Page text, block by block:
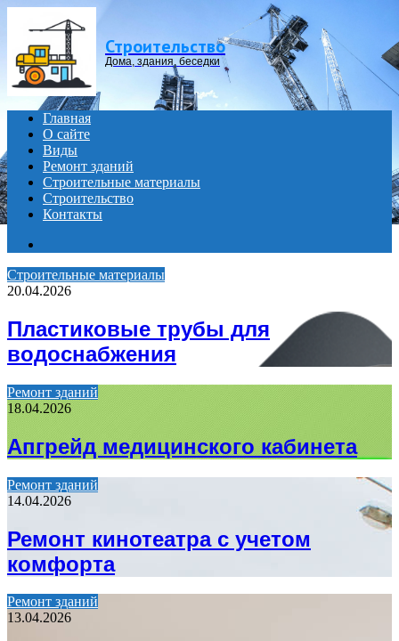
Строительство
Дома, здания, беседки
Главная
О сайте
Виды
Ремонт зданий
Строительные материалы
Строительство
Контакты
Строительные материалы
20.04.2026
Пластиковые трубы для
водоснабжения
Ремонт зданий
18.04.2026
Апгрейд медицинского кабинета
Ремонт зданий
14.04.2026
Ремонт кинотеатра с учетом
комфорта
Ремонт зданий
13.04.2026